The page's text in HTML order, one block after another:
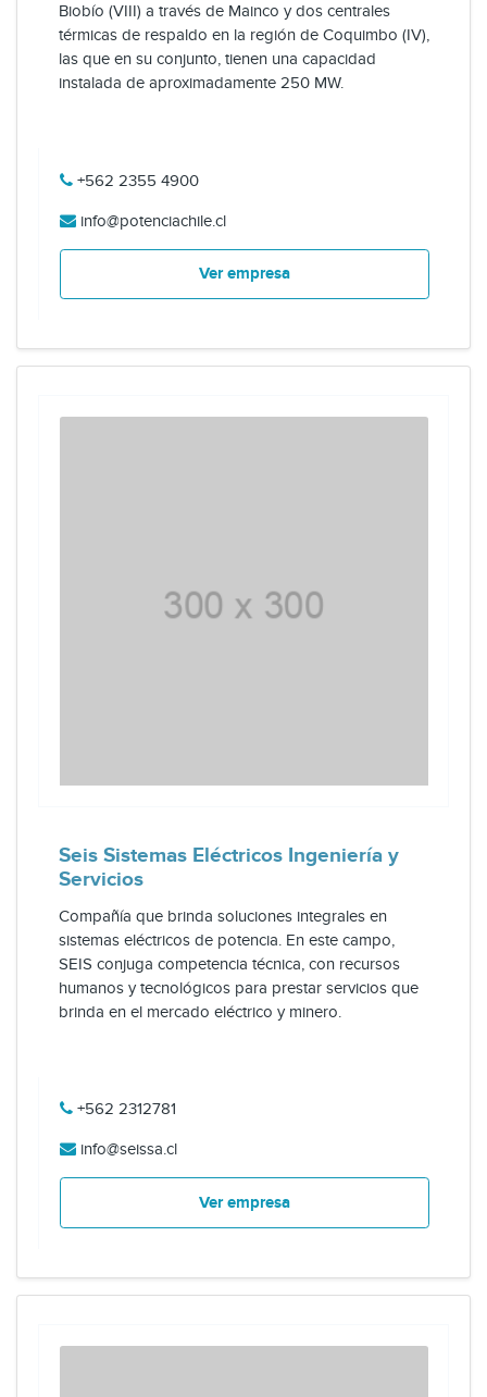
Biobío (VIII) a través de Mainco y dos centrales
térmicas de respaldo en la región de Coquimbo (IV),
las que en su conjunto, tienen una capacidad
instalada de aproximadamente 250 MW.
+562 2355 4900
info@potenciachile.cl
Ver empresa
Seis Sistemas Eléctricos Ingeniería y
Servicios
Compañía que brinda soluciones integrales en
sistemas eléctricos de potencia. En este campo,
SEIS conjuga competencia técnica, con recursos
humanos y tecnológicos para prestar servicios que
brinda en el mercado eléctrico y minero.
+562 2312781
info@seissa.cl
Ver empresa